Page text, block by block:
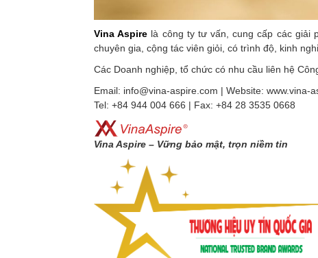
Vina Aspire là công ty tư vấn, cung cấp các giải
chuyên gia, cộng tác viên giỏi, có trình độ, kinh
Các Doanh nghiệp, tổ chức có nhu cầu liên hệ
Email: info@vina-aspire.com | Website: www.vina-
Tel: +84 944 004 666 | Fax: +84 28 3535 0668
Vina Aspire – Vững bảo mật, trọn niềm tin